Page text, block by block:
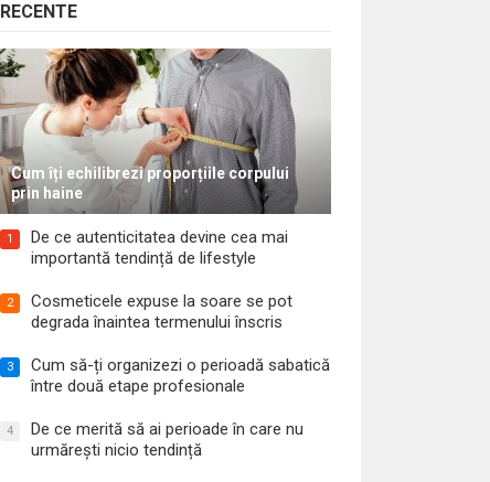
RECENTE
Cum îți echilibrezi proporțiile corpului
prin haine
1
De ce autenticitatea devine cea mai
importantă tendință de lifestyle
2
Cosmeticele expuse la soare se pot
degrada înaintea termenului înscris
3
Cum să-ți organizezi o perioadă sabatică
între două etape profesionale
4
De ce merită să ai perioade în care nu
urmărești nicio tendință